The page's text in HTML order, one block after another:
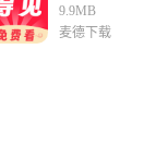
9.9MB
麦德下载